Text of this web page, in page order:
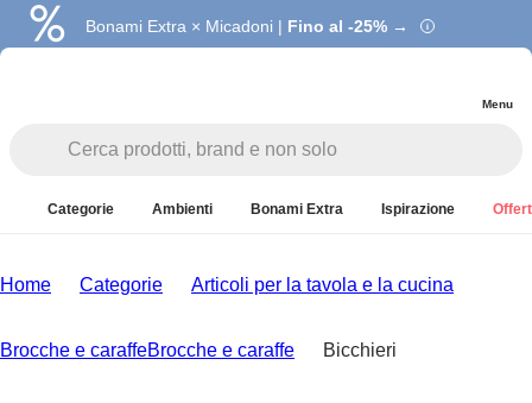
Bonami Extra × Micadoni | Fino al -25% →
Menu
Categorie Ambienti Bonami Extra Ispirazione
Home Categorie Articoli per la tavola e la cucina
Brocche e caraffeBrocche e caraffe Bicchieri